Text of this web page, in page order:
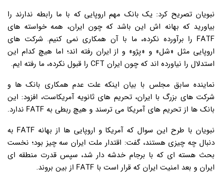
نبویان تصریح کرد: یک بانک مهم اروپایی که با ما رابطه ندارند را
بیاورید که بهانه اش این باشد که چون ایران، همه خواسته های
FATF را برآورده نکرده، ما با آن همکاری نمی کنیم. شرکت های
اروپایی مثل «شل» و «پژو» و از ایران رفته اند؛ اما هیچ کدام این
استدلال را نیاورده اند که چون ایران CFT را قبول نکرده، ما رفته ایم.
نماینده سابق مجلس با بیان اینکه علت عدم همکاری بانک ها و
شرکت های بزرگ با ایران، تحریم های ثانویه آمریکاست، افزود: این
بانک ها از تحریم های آمریکا می ترسند و هیچ ربطی به FATF ندارد.
نبویان با طرح این سوال که آمریکا و اروپایی ها از بهانه FATF به
دنبال چه چیزی هستند، گفت: اقتدار ملت ایران سه چیز بود؛ نخست
بحث هسته ای که با برجام خدشه دار شد، سپس قدرت منطقه ای
ایران و بعد امنیت ایران که قرار است با FATF از بین بروند.